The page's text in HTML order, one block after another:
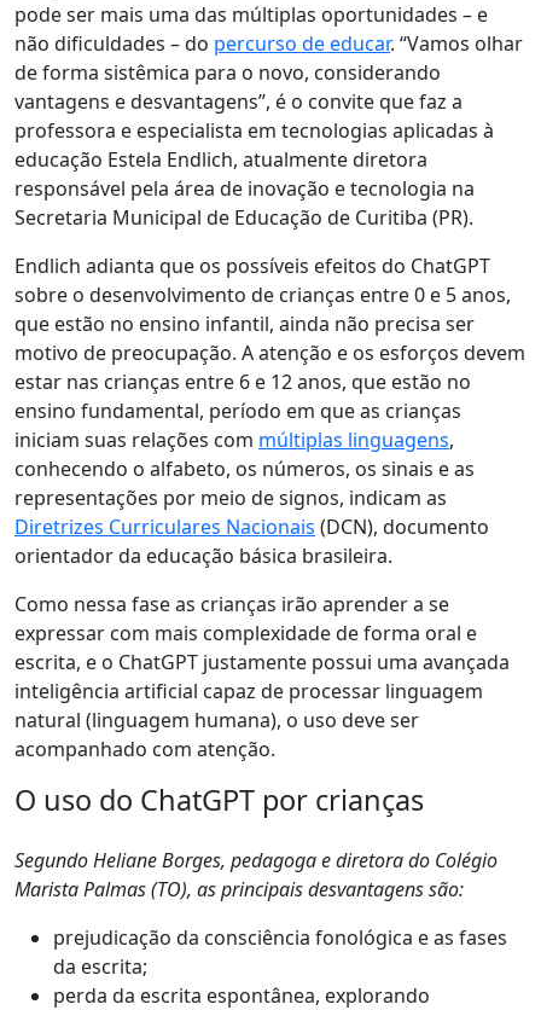
pode ser mais uma das múltiplas oportunidades – e
não dificuldades – do percurso de educar. “Vamos olhar
de forma sistêmica para o novo, considerando
vantagens e desvantagens”, é o convite que faz a
professora e especialista em tecnologias aplicadas à
educação Estela Endlich, atualmente diretora
responsável pela área de inovação e tecnologia na
Secretaria Municipal de Educação de Curitiba (PR).
Endlich adianta que os possíveis efeitos do ChatGPT
sobre o desenvolvimento de crianças entre 0 e 5 anos,
que estão no ensino infantil, ainda não precisa ser
motivo de preocupação. A atenção e os esforços devem
estar nas crianças entre 6 e 12 anos, que estão no
ensino fundamental, período em que as crianças
iniciam suas relações com múltiplas linguagens,
conhecendo o alfabeto, os números, os sinais e as
representações por meio de signos, indicam as
Diretrizes Curriculares Nacionais (DCN), documento
orientador da educação básica brasileira.
Como nessa fase as crianças irão aprender a se
expressar com mais complexidade de forma oral e
escrita, e o ChatGPT justamente possui uma avançada
inteligência artificial capaz de processar linguagem
natural (linguagem humana), o uso deve ser
acompanhado com atenção.
O uso do ChatGPT por crianças
Segundo Heliane Borges, pedagoga e diretora do Colégio
Marista Palmas (TO), as principais desvantagens são:
prejudicação da consciência fonológica e as fases
da escrita;
perda da escrita espontânea, explorando